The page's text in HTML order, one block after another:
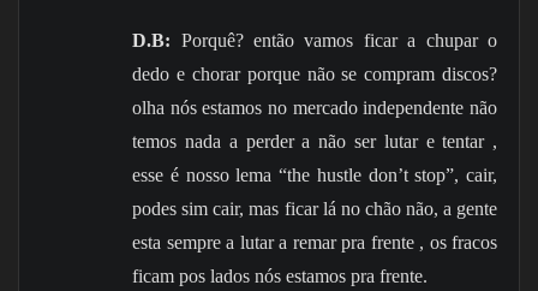
D.B: Porquê? então vamos ficar a chupar o
dedo e chorar porque não se compram discos?
olha nós estamos no mercado independente não
temos nada a perder a não ser lutar e tentar ,
esse é nosso lema “the hustle don’t stop”, cair,
podes sim cair, mas ficar lá no chão não, a gente
esta sempre a lutar a remar pra frente , os fracos
ficam pos lados nós estamos pra frente.